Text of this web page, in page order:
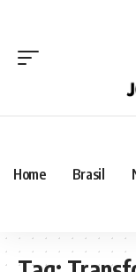
Home Brasil